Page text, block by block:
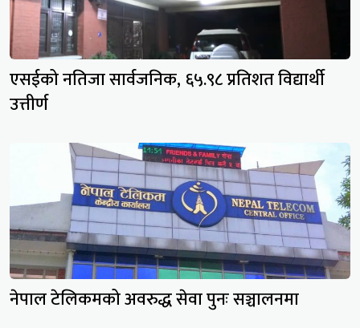
एसईको नतिजा सार्वजनिक, ६५.९८ प्रतिशत विद्यार्थी
उत्तीर्ण
नेपाल टेलिकमको अवरुद्ध सेवा पुनः सञ्चालनमा